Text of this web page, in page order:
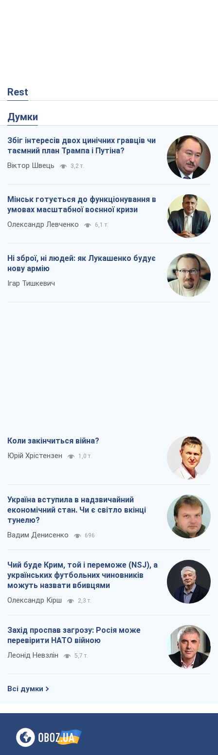
Rest
Думки
Збіг інтересів двох цинічних гравців чи
таємний план Трампа і Путіна?
Віктор Швець 3,2 т.
Мінськ готується до функціонування в
умовах масштабної воєнної кризи
Олександр Левченко 6,1 т.
Ні зброї, ні людей: як Лукашенко будує
нову армію
Ігар Тишкевич
Коли закінчиться війна?
Юрій Хрістензен 1,0 т.
Україна вступила в надзвичайний
економічний стан. Чи є світло вкінці
тунелю?
Вадим Денисенко 696
Чий буде Крим, той і переможе (NSJ), а
українських футбольних чиновників
можуть назвати вбивцями
Олександр Кірш 2,3 т.
Захід проспав загрозу: Росія може
перевірити НАТО війною
Леонід Невзлін 5,7 т.
Всі думки